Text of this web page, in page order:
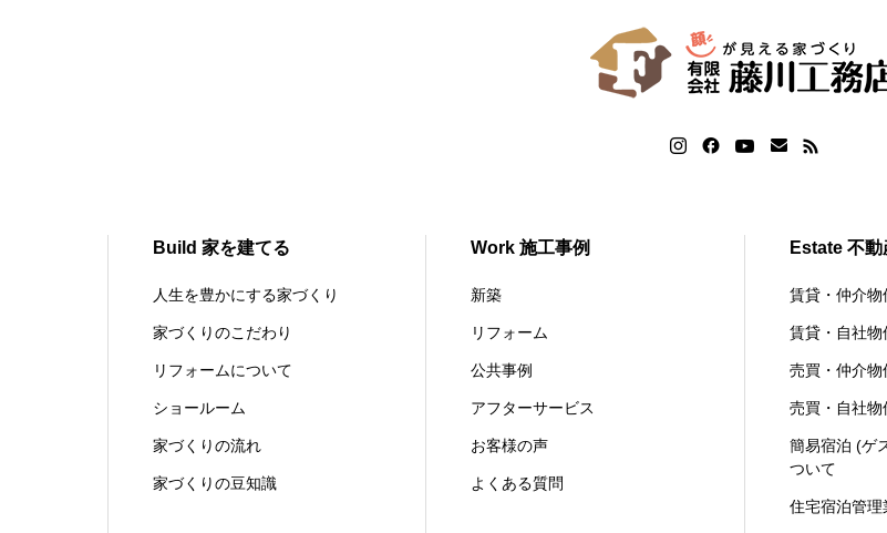
Build 家を建てる
人生を豊かにする家づくり
家づくりのこだわり
リフォームについて
ショールーム
家づくりの流れ
家づくりの豆知識
Work 施工事例
新築
リフォーム
公共事例
アフターサービス
お客様の声
よくある質問
Estate 不動
賃貸・仲介物
賃貸・自社物
売買・仲介物
売買・自社物
簡易宿泊 (ゲ
ついて
住宅宿泊管理